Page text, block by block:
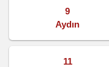
9
Aydın
11